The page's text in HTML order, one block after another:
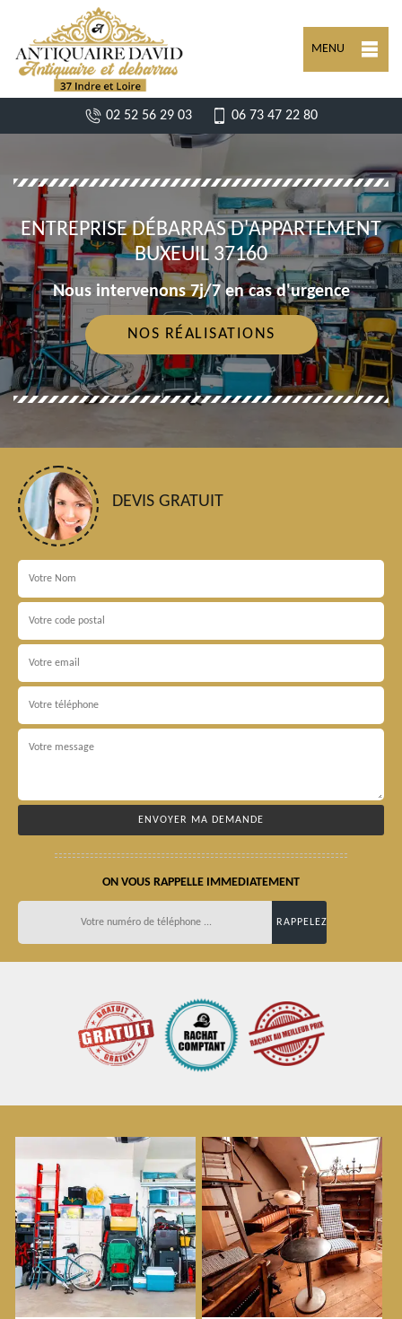
MENU
02 52 56 29 03 06 73 47 22 80
ENTREPRISE DÉBARRAS D'APPARTEMENT
BUXEUIL 37160
Nous intervenons 7j/7 en cas d'urgence
NOS RÉALISATIONS
DEVIS GRATUIT
ON VOUS RAPPELLE IMMEDIATEMENT